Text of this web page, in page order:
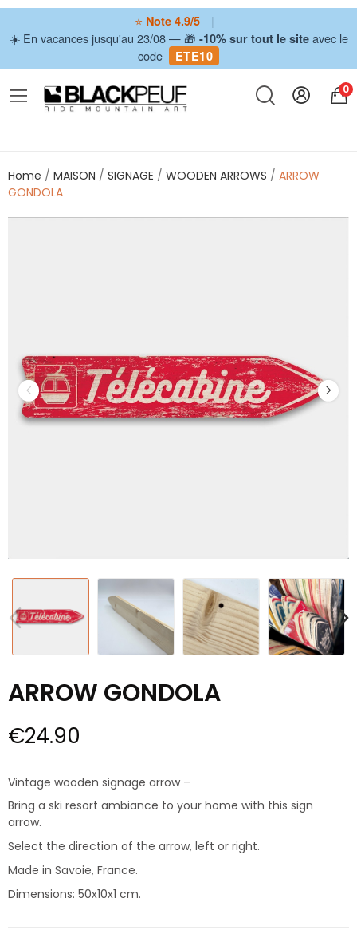
⭐ Note 4.9/5
|
☀️ En vacances jusqu'au 23/08 — 🎁 -10% sur tout le siteavec le
code
ETE10
0
Home MAISON SIGNAGE WOODEN ARROWS
ARROW
GONDOLA
ARROW GONDOLA
€24.90
Vintage wooden signage arrow –
Bring a ski resort ambiance to your home with this sign
arrow.
Select the direction of the arrow, left or right.
Made in Savoie, France.
Dimensions: 50x10x1 cm.